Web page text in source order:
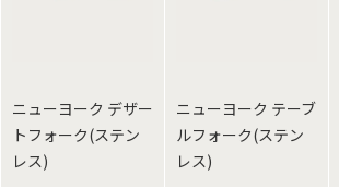
ニューヨーク デザー
トフォーク(ステン
レス)
ニューヨーク テーブ
ルフォーク(ステン
レス)